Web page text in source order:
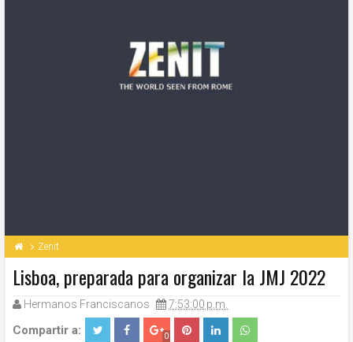
Zenit
Lisboa, preparada para organizar la JMJ 2022
Hermanos Franciscanos 7:53:00 p.m.
Compartir a: 0